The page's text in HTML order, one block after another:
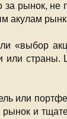
за рынок,
«выбор
или
или
и